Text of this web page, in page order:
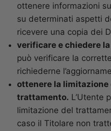
ottenere informazioni
su determinati aspetti
ricevere una copia dei
verificare e chiedere
può verificare la
richiederne
ottenere la limitazione
trattamento. L’Utente
limitazione del
caso il Titolare non